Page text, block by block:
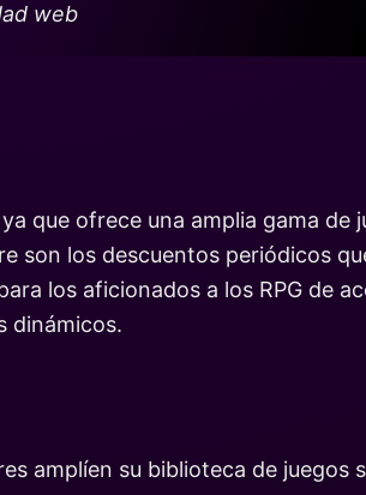
web
que ofrece una amplia gama de
son los descuentos periódicos
los aficionados a los RPG de
dinámicos.
amplíen su biblioteca de juegos